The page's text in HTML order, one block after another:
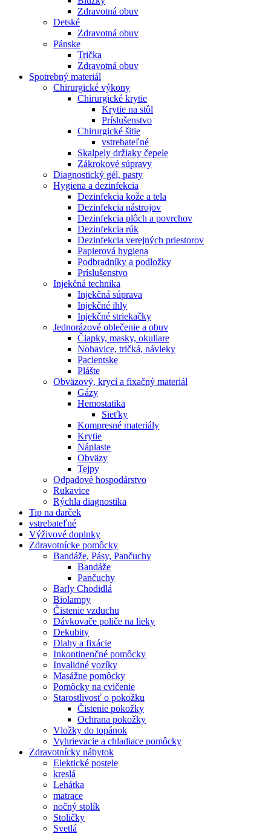
Zdravotná obuv
Detské
Zdravotná obuv
Pánske
Trička
Zdravotná obuv
Spotrebný materiál
Chirurgické výkony
Chirurgické krytie
Krytie na stôl
Príslušenstvo
Chirurgické šitie
vstrebateľné
Skalpely držiaky čepele
Zákrokové súpravy
Diagnostický gél, pasty
Hygiena a dezinfekcia
Dezinfekcia kože a tela
Dezinfekcia nástrojov
Dezinfekcia plôch a povrchov
Dezinfekcia rúk
Dezinfekcia verejných priestorov
Papierová hygiena
Podbradníky a podložky
Príslušenstvo
Injekčná technika
Injekčná súprava
Injekčné ihly
Injekčné striekačky
Jednorázové oblečenie a obuv
Čiapky, masky, okuliare
Nohavice, tričká, návleky
Pacientske
Plášte
Obväzový, krycí a fixačný materiál
Gázy
Hemostatika
Sieťky
Kompresné materiály
Krytie
Náplaste
Obväzy
Tejpy
Odpadové hospodárstvo
Rukavice
Rýchla diagnostika
Tip na darček
vstrebateľné
Výživové doplnky
Zdravotnícke pomôcky
Bandáže, Pásy, Pančuchy
Bandáže
Pančuchy
Barly Chodidlá
Biolampy
Čistenie vzduchu
Dávkovače poliče na lieky
Dekubity
Dlahy a fixácie
Inkontinenčné pomôcky
Invalidné vozíky
Masážne pomôcky
Pomôcky na cvičenie
Starostlivosť o pokožku
Čistenie pokožky
Ochrana pokožky
Vložky do topánok
Vyhrievacie a chladiace pomôcky
Zdravotnícky nábytok
Elektické postele
kreslá
Lehátka
matrace
nočný stolík
Stoličky
Svetlá